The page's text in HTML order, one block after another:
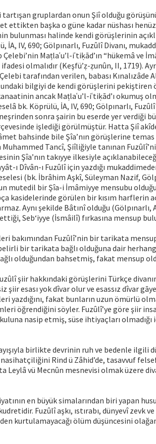
tartışan gruplardan onun Şiî olduğu
ettikten başka o güne kadar nüshası
bulunması halinde kendi görüşlerinin
İA, IV, 690; Gölpınarlı, Fuzûlî Divanı,
Çelebi’nin Maṭlaʿu’l-iʿtiḳād’ın “hükemâ
olmalıdır (Keşfü’ẓ-ẓunûn, II, 1719).
tarafından verilen, babası Kınalızâde
bilgiyi de kendi görüşlerini pekiştiren
ancak Maṭlaʿu’l-iʿtiḳād’ı okumuş
bk. Köprülü, İA, IV, 690; Gölpınarlı,
neşrinden sonra şairin bu eserde yer verdiği
işlediği görülmüştür. Hatta Şiî
bahsinde bile Şîa’nın görüşlerine
Muhammed Tancî, Şiîliğiyle tanınan
Şîa’nın takıyye ilkesiyle
ı Dîvân-ı Fuzûlî için yazdığı
(bk. İbrâhim Aşkî, Süleyman Nazif,
mutedil bir Şîa-i İmâmiyye mensubu
kasidelerinde görülen bir kısım harflerin
Aynı şekilde Bâtınî olduğu (Gölpınarlı,
Seb‘iyye (İsmâilî) fırkasına mensup
bakımından Fuzûlî’nin bir tarikata
bir tarikata bağlı olduğuna dair
olduğundan bahsetmiş, fakat mensup
şiir hakkındaki görüşlerini Türkçe
şiir esası yok dîvar olur ve esassız dîvar
yazdığını, fakat bunların uzun ömürlü
öğrendiğini söyler. Fuzûlî’ye göre şiir
nasip etmiş, süse ihtiyaçları
birlikte devrinin ruh ve bedenle ilgili
Rind ü Zâhid’de, tasavvuf
Leylâ vü Mecnûn mesnevisi olmak üzere
en büyük simalarından biri yapan
Fuzûlî aşkı, ıstırabı, dünyevî
kurtulamayacağı ölüm düşüncesini